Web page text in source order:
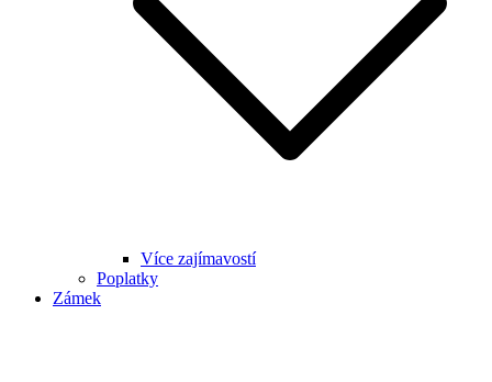
Více zajímavostí
Poplatky
Zámek